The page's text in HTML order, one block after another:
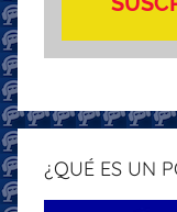
¿QUÉ ES UN